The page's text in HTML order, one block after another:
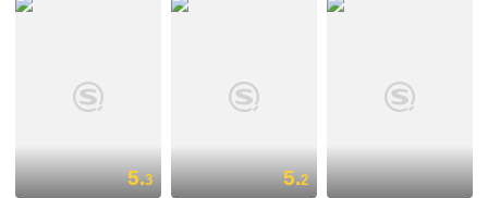
5.3 5.2